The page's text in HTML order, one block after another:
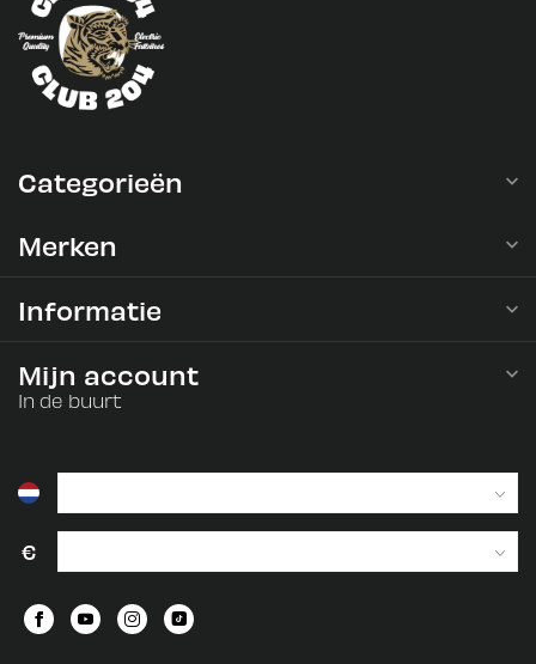
Categorieën
Merken
Informatie
Mijn account
In de buurt
€